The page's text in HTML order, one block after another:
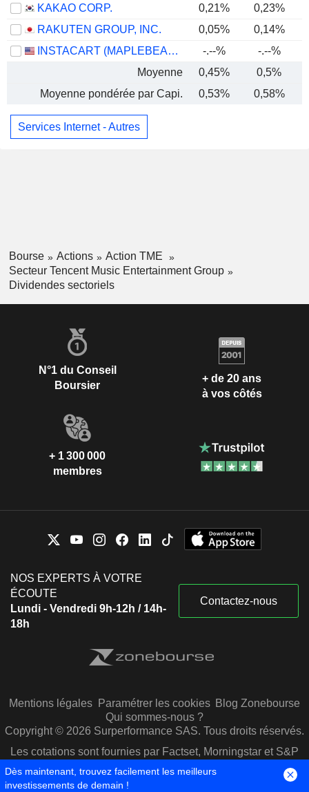
KAKAO CORP.
0,21% 0,23%
RAKUTEN GROUP, INC.
0,05% 0,14%
INSTACART (MAPLEBEAR)
-.--% -.--%
Moyenne
0,45% 0,5%
Moyenne pondérée par Capi.
0,53% 0,58%
Services Internet - Autres
Bourse Actions
Action TME
Secteur Tencent Music Entertainment Group
Dividendes sectoriels
N°1 du Conseil
Boursier
+ de 20 ans
à vos côtés
+ 1 300 000
membres
NOS EXPERTS À VOTRE
ÉCOUTE
Lundi - Vendredi 9h-12h / 14h-
18h
Contactez-nous
Mentions légales Paramétrer les cookies Blog Zonebourse
Qui sommes-nous ?
Copyright © 2026 Surperformance SAS. Tous droits réservés.
Les cotations sont fournies par Factset, Morningstar et S&P
Capital IQ
Dès maintenant, trouvez facilement les meilleurs
investissements de demain !